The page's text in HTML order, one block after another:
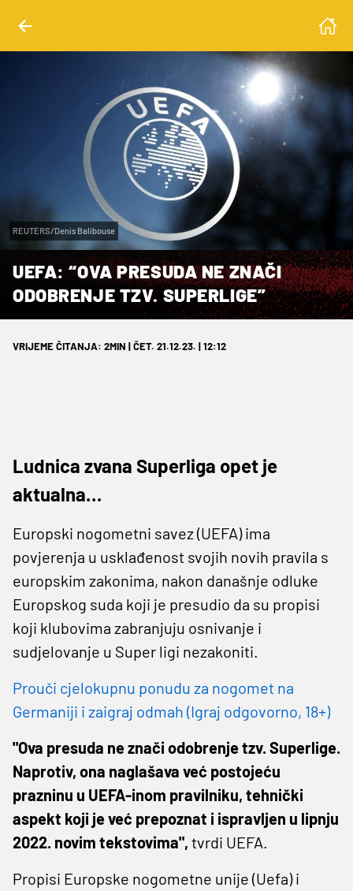
REUTERS/Denis Balibouse
UEFA: “OVA PRESUDA NE ZNAČI
ODOBRENJE TZV. SUPERLIGE”
VRIJEME ČITANJA: 2MIN | ČET. 21.12.23. | 12:12
Ludnica zvana Superliga opet je
aktualna…
Europski nogometni savez (UEFA) ima
povjerenja u usklađenost svojih novih pravila s
europskim zakonima, nakon današnje odluke
Europskog suda koji je presudio da su propisi
koji klubovima zabranjuju osnivanje i
sudjelovanje u Super ligi nezakoniti.
Prouči cjelokupnu ponudu za nogomet na
Germaniji i zaigraj odmah (Igraj odgovorno, 18+)
"Ova presuda ne znači odobrenje tzv. Superlige.
Naprotiv, ona naglašava već postojeću
prazninu u UEFA-inom pravilniku, tehnički
aspekt koji je već prepoznat i ispravljen u lipnju
2022. novim tekstovima", tvrdi UEFA.
Propisi Europske nogometne unije (Uefa) i